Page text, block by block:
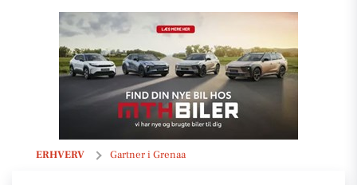
ERHVERV Gartner i Grenaa
Djurs Anlægsgartner